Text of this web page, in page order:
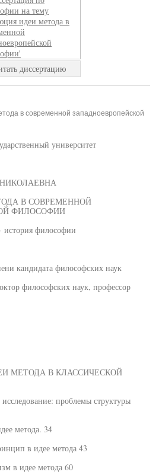
диссертацию
в современной западноевропейской
университет
В СОВРЕМЕННОЙ
ФИЛОСОФИИ
история философии
кандидата философских наук
философских наук, профессор
МЕТОДА В КЛАССИЧЕСКОЙ
проблемы структуры
метода. 34
в идее метода 43
в идее метода 60